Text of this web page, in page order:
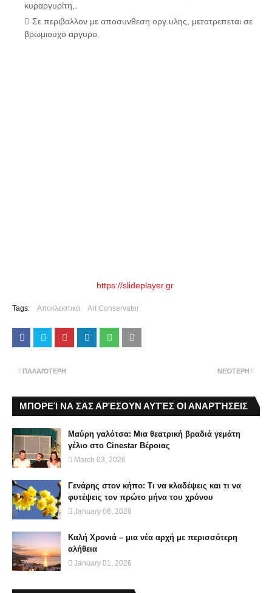
κυραργυρίτη,.
Σε περιβαλλον με αποσυνθεση οργ.υλης, μετατρεπεται σε
βρωμιουχο αργυρο.
https://slideplayer.gr
Tags: Αποκλειστικά Art Conservator
ΝΕΌΤΕΡΗ
ΠΑΛΑΙΌΤΕΡΗ
ΜΠΟΡΕΊ ΝΑ ΣΑΣ ΑΡΈΣΟΥΝ ΑΥΤΈΣ ΟΙ ΑΝΑΡΤΉΣΕΙΣ
Μαύρη γαλότσα: Μια θεατρική βραδιά γεμάτη
γέλιο στο Cinestar Βέροιας
March 03, 2026
Γενάρης στον κήπο: Τι να κλαδέψεις και τι να
φυτέψεις τον πρώτο μήνα του χρόνου
January 06, 2026
Καλή Χρονιά – μια νέα αρχή με περισσότερη
αλήθεια
January 01, 2026